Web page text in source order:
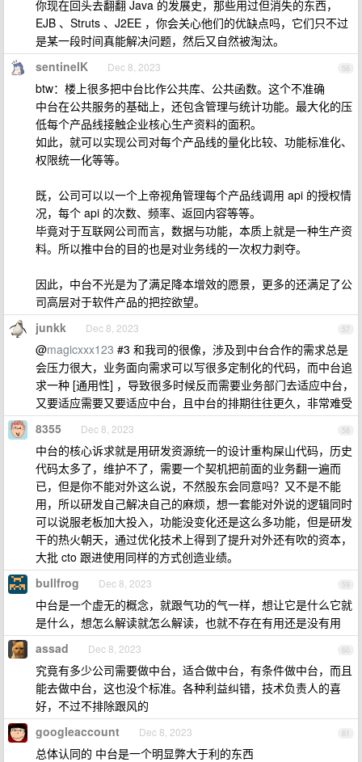
你现在回头去翻翻 Java 的发展史，那些用过但消失的东西，
EJB 、Struts 、J2EE ，你会关心他们的优缺点吗，它们只不过
是某一段时间真能解决问题，然后又自然被淘汰。
56
sentinelK Dec 8, 2023
btw：楼上很多把中台比作公共库、公共函数。这个不准确
中台在公共服务的基础上，还包含管理与统计功能。最大化的压
低每个产品线接触企业核心生产资料的面积。
如此，就可以实现公司对每个产品线的量化比较、功能标准化、
权限统一化等等。
既，公司可以以一个上帝视角管理每个产品线调用 api 的授权情
况，每个 api 的次数、频率、返回内容等等。
毕竟对于互联网公司而言，数据与功能，本质上就是一种生产资
料。所以推中台的目的也是对业务线的一次权力剥夺。
因此，中台不光是为了满足降本增效的愿景，更多的还满足了公
司高层对于软件产品的把控欲望。
57
junkk Dec 8, 2023
@magicxxx123 #3 和我司的很像，涉及到中台合作的需求总是
会压力很大，业务面向需求可以写很多定制化的代码，而中台追
求一种 [通用性] ，导致很多时候反而需要业务部门去适应中台，
又要适应需要又要适应中台，且中台的排期往往更久，非常难受
58
8355 Dec 8, 2023
中台的核心诉求就是用研发资源统一的设计重构屎山代码，历史
代码太多了，维护不了，需要一个契机把前面的业务翻一遍而
已，但是你不能对外这么说，不然股东会同意吗？又不是不能
用，所以研发自己解决自己的麻烦，想一套能对外说的逻辑同时
可以说服老板加大投入，功能没变化还是这么多功能，但是研发
干的热火朝天，通过优化技术上得到了提升对外还有吹的资本，
大批 cto 跟进使用同样的方式创造业绩。
59
bullfrog Dec 8, 2023
中台是一个虚无的概念，就跟气功的气一样，想让它是什么它就
是什么，想怎么解读就怎么解读，也就不存在有用还是没有用
60
assad Dec 8, 2023
究竟有多少公司需要做中台，适合做中台，有条件做中台，而且
能去做中台，这也没个标准。各种利益纠错，技术负责人的喜
好，不过不排除跟风的
61
googleaccount Dec 8, 2023
总体认同的 中台是一个明显弊大于利的东西